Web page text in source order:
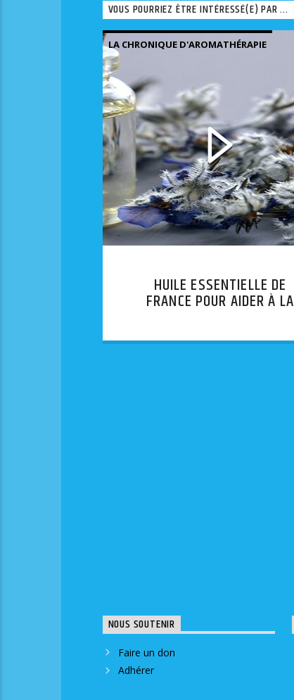
VOUS POURRIEZ ÊTRE INTÉRESSÉ(E) PAR ...
LA CHRONIQUE D'AROMATHÉRAPIE
HUILE ESSENTIELLE DE
FRANCE POUR AIDER À LA
NOUS SOUTENIR
Faire un don
Adhérer